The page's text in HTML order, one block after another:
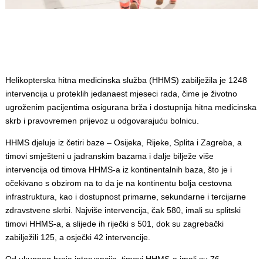
Helikopterska hitna medicinska služba (HHMS) zabilježila je 1248
intervencija u proteklih jedanaest mjeseci rada, čime je životno
ugroženim pacijentima osigurana brža i dostupnija hitna medicinska
skrb i pravovremen prijevoz u odgovarajuću bolnicu.
HHMS djeluje iz četiri baze – Osijeka, Rijeke, Splita i Zagreba, a
timovi smješteni u jadranskim bazama i dalje bilježe više
intervencija od timova HHMS-a iz kontinentalnih baza, što je i
očekivano s obzirom na to da je na kontinentu bolja cestovna
infrastruktura, kao i dostupnost primarne, sekundarne i tercijarne
zdravstvene skrbi. Najviše intervencija, čak 580, imali su splitski
timovi HHMS-a, a slijede ih riječki s 501, dok su zagrebački
zabilježili 125, a osječki 42 intervencije.